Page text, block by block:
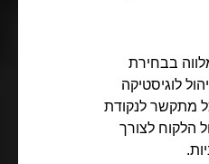
בבחירת
לוגיסטיקה
מתקשר לנקודת
הלקוח לצורך